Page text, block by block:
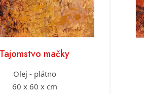
Tajomstvo mačky
Olej - plátno
60 x 60 x cm